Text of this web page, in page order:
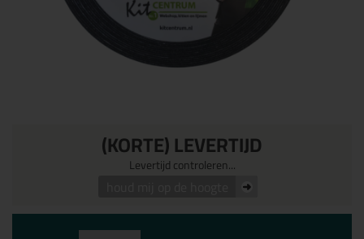
(KORTE) LEVERTIJD
Levertijd controleren...